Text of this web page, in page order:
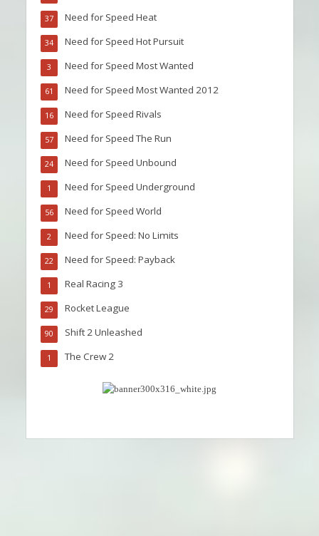
Need for Speed Heat
37
Need for Speed Hot Pursuit
34
Need for Speed Most Wanted
3
Need for Speed Most Wanted 2012
61
Need for Speed Rivals
16
Need for Speed The Run
57
Need for Speed Unbound
24
Need for Speed Underground
1
Need for Speed World
56
Need for Speed: No Limits
2
Need for Speed: Payback
22
Real Racing 3
1
Rocket League
29
Shift 2 Unleashed
90
The Crew 2
1